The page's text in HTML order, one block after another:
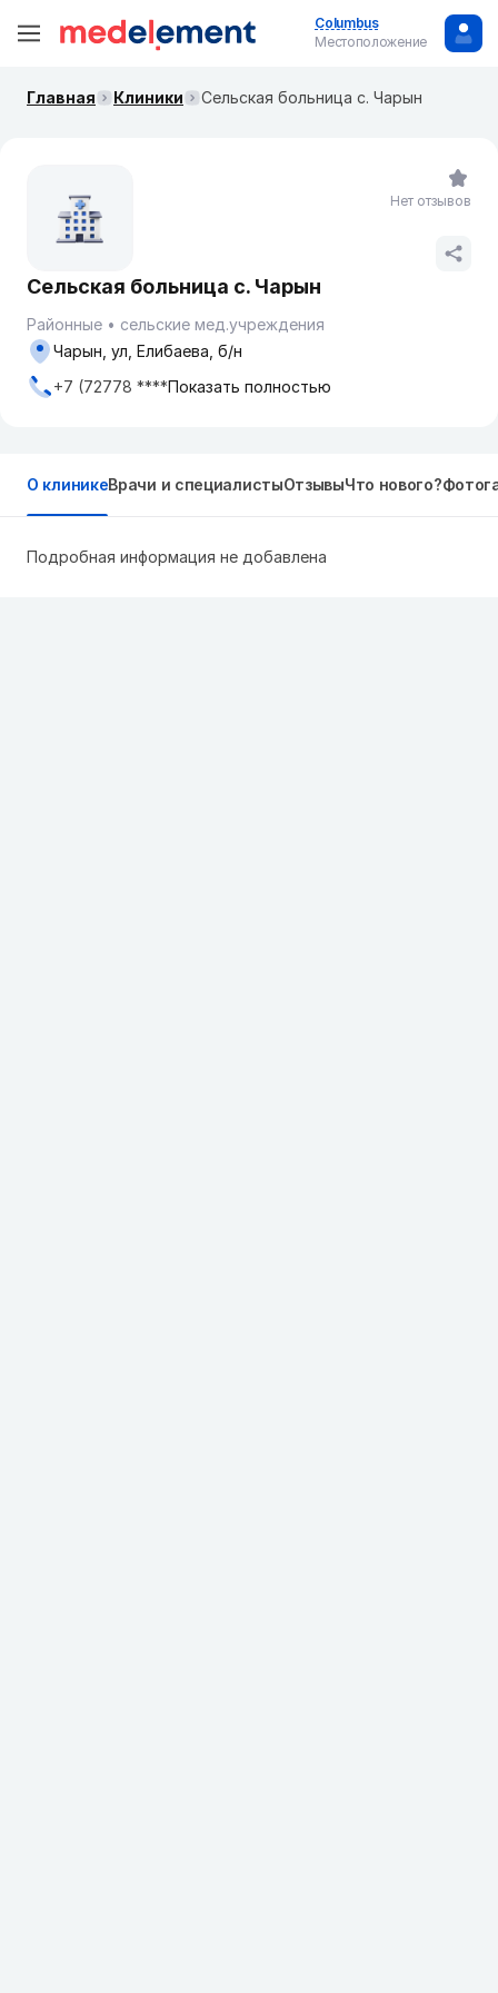
Columbus
Местоположение
Главная Клиники Сельская больница с. Чарын
Сельская больница с. Чарын
Районные
сельские мед.учреждения
Чарын, ул, Елибаева, б/н
+7 (72778 ****Показать полностью
Нет отзывов
О клиникеВрачи и специалистыОтзывыЧто нового?
Подробная информация не добавлена